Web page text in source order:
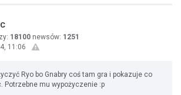
18100 newsów: 1251
11:06
Ryo bo Gnabry coś tam gra i pokazuje co
Potrzebne mu wypożyczenie :p